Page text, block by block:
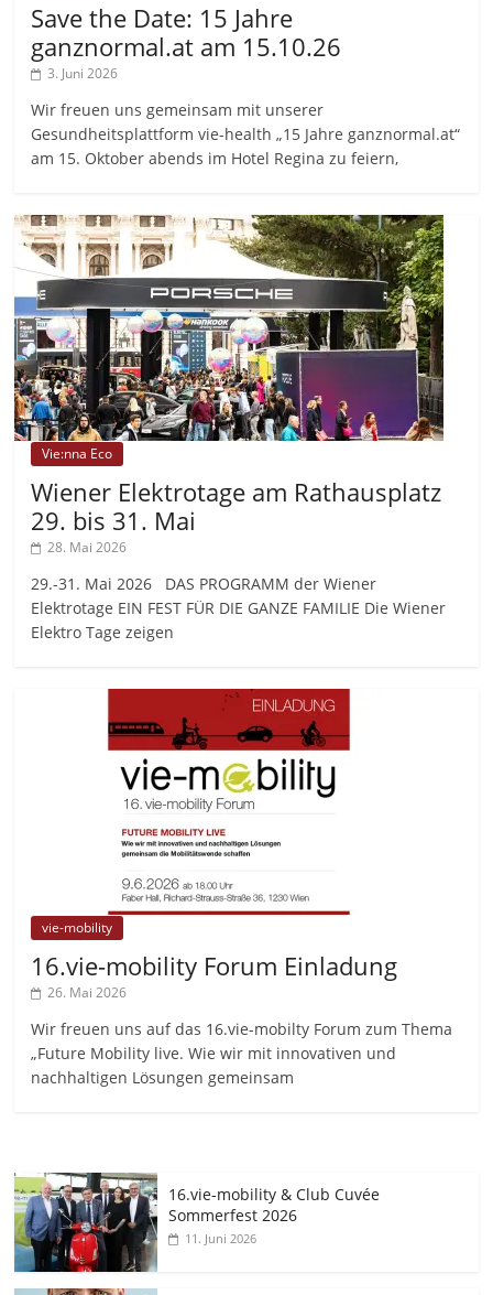
Save the Date: 15 Jahre
ganznormal.at am 15.10.26
3. Juni 2026
Wir freuen uns gemeinsam mit unserer
Gesundheitsplattform vie-health „15 Jahre ganznormal.at“
am 15. Oktober abends im Hotel Regina zu feiern,
Vie:nna Eco
Wiener Elektrotage am Rathausplatz
29. bis 31. Mai
28. Mai 2026
29.-31. Mai 2026 DAS PROGRAMM der Wiener
Elektrotage EIN FEST FÜR DIE GANZE FAMILIE Die Wiener
Elektro Tage zeigen
vie-mobility
16.vie-mobility Forum Einladung
26. Mai 2026
Wir freuen uns auf das 16.vie-mobilty Forum zum Thema
„Future Mobility live. Wie wir mit innovativen und
nachhaltigen Lösungen gemeinsam
16.vie-mobility & Club Cuvée
Sommerfest 2026
11. Juni 2026